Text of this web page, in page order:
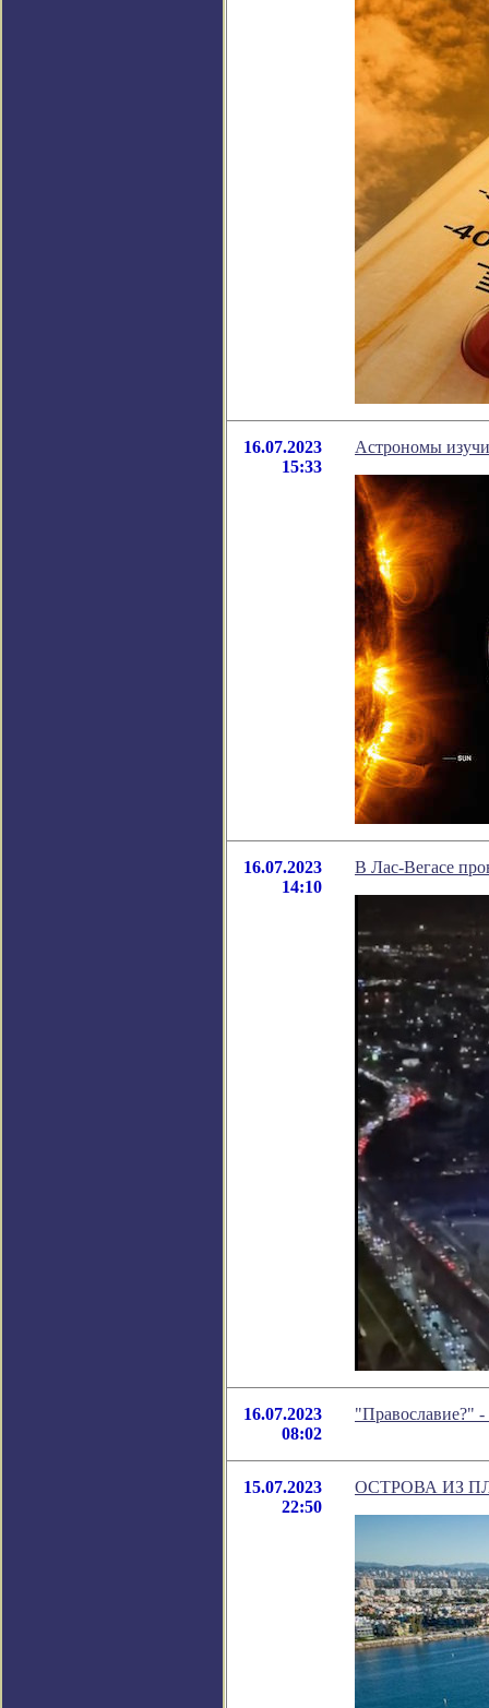
16.07.2023
15:33
Астрономы
16.07.2023
14:10
В Лас-Вегасе
16.07.2023
08:02
"Православие?"
15.07.2023
22:50
ОСТРОВА ИЗ